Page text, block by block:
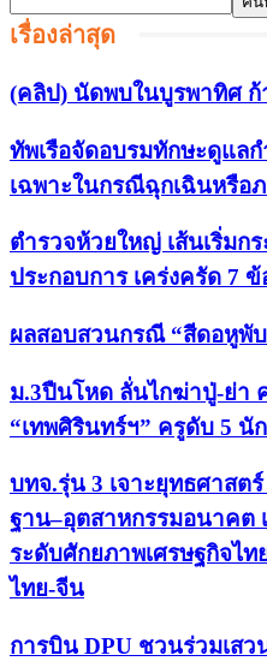
เรื่องล่าสุด
(คลิป) นัดพบในบูรพาทิศ
ทัพเรือจัดอบรมทักษะดูแล
เฉพาะในกรณีฉุกเฉินหรือ
ตำรวจห้วยใหญ่ เส้นเริ่ม
ประกอบการ เคร่งครัด 7
ผลสอบสวนกรณี “สีดอหูพั
ม.3ปืนโหด ลั่นไกฆ่าปู่-ย่า
“เทพศิรินทร์ฯ” ครูดับ 5 นั
บทจ.รุ่น 3 เจาะยุทธศาสต
ฐาน–อุตสาหกรรมอนาคต
ระดับศักยภาพเศรษฐกิจไ
ไทย-จีน
การบิน DPU ชวนร่วมเส